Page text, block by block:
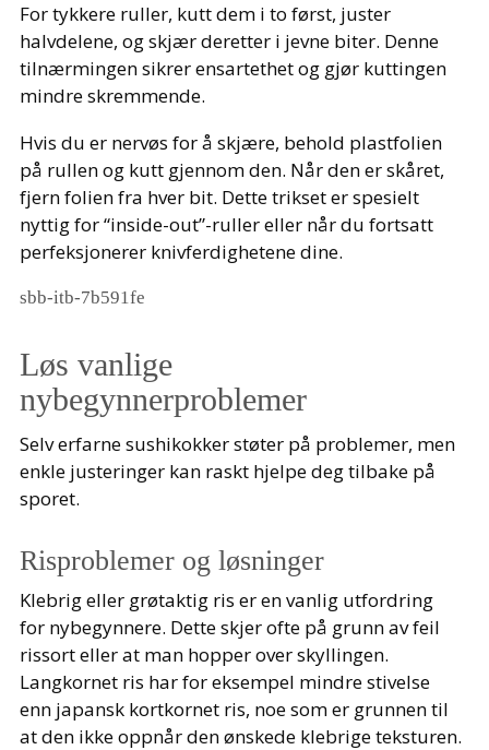
For tykkere ruller, kutt dem i to først, juster
halvdelene, og skjær deretter i jevne biter. Denne
tilnærmingen sikrer ensartethet og gjør kuttingen
mindre skremmende.
Hvis du er nervøs for å skjære, behold plastfolien
på rullen og kutt gjennom den. Når den er skåret,
fjern folien fra hver bit. Dette trikset er spesielt
nyttig for “inside-out”-ruller eller når du fortsatt
perfeksjonerer knivferdighetene dine.
sbb-itb-7b591fe
Løs vanlige
nybegynnerproblemer
Selv erfarne sushikokker støter på problemer, men
enkle justeringer kan raskt hjelpe deg tilbake på
sporet.
Risproblemer og løsninger
Klebrig eller grøtaktig ris er en vanlig utfordring
for nybegynnere. Dette skjer ofte på grunn av feil
rissort eller at man hopper over skyllingen.
Langkornet ris har for eksempel mindre stivelse
enn japansk kortkornet ris, noe som er grunnen til
at den ikke oppnår den ønskede klebrige teksturen.